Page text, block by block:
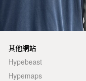
其他網站
Hypebeast
Hypemaps